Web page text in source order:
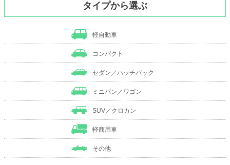
タイプから選ぶ
軽自動車
コンパクト
セダン／ハッチバック
ミニバン／ワゴン
SUV／クロカン
軽商用車
その他